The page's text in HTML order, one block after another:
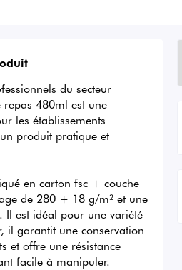
du secteur
480ml est une
les établissements
produit pratique et
en carton fsc + couche
de 280 + 18 g/m² et une
Il est idéal pour une variété
il garantit une conservation
et offre une résistance
facile à manipuler.